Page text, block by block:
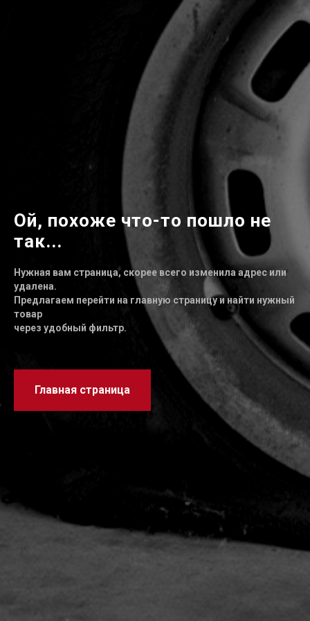
Ой, похоже что-то пошло не
так...
Нужная вам страница, скорее всего изменила адрес или
удалена.
Предлагаем перейти на главную страницу и найти нужный
товар
через удобный фильтр.
Главная страница